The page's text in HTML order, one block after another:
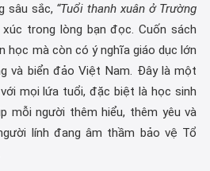
sâu sắc, “Tuổi thanh xuân ở Trường
trong lòng bạn đọc. Cuốn sách
học mà còn có ý nghĩa giáo dục lớn
và biển đảo Việt Nam. Đây là một
mọi lứa tuổi, đặc biệt là học sinh
mỗi người thêm hiểu, thêm yêu và
lính đang âm thầm bảo vệ Tổ